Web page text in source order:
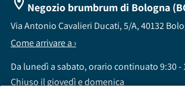
Negozio brumbrum di Bologna
Via Antonio Cavalieri Ducati, 5/A, 40132
Come arrivare a ›
Da lunedì a sabato, orario continuato 9:30 -
Chiuso il giovedì e domenica